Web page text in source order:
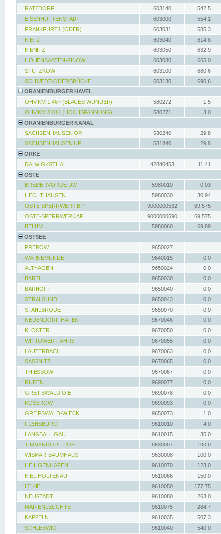
RATZDORF
603140
542.5
EISENHÜTTENSTADT
603000
554.1
FRANKFURT1 (ODER)
603031
585.3
KIETZ
603040
614.8
KIENITZ
603050
632.9
HOHENSAATEN-FINOW
603080
665.0
STÜTZKOW
603100
680.6
SCHWEDT-ODERBRÜCKE
603130
690.6
ORANIENBURGER HAVEL
OHV KM 1.467 (BLAUES WUNDER)
580272
1.5
OHV KM 3.014 (HOCHSPANNUNG)
580271
3.0
ORANIENBURGER KANAL
SACHSENHAUSEN OP
580240
29.8
SACHSENHAUSEN UP
581840
29.8
ORKE
DALWIGKSTHAL
42840453
11.41
OSTE
BREMERVÖRDE UW
5980010
0.03
HECHTHAUSEN
5980030
30.94
OSTE-SPERRWERK BP
9000000532
69.575
OSTE-SPERRWERK AP
9000000590
69.575
BELUM
5980060
69.89
OSTSEE
PREROW
9650027
WARNEMÜNDE
9640015
0.0
ALTHAGEN
9650024
0.0
BARTH
9650030
0.0
BARHÖFT
9650040
0.0
STRALSUND
9650043
0.0
STAHLBRODE
9650070
0.0
NEUENDORF HAFEN
9670046
0.0
KLOSTER
9670050
0.0
WITTOWER FÄHRE
9670055
0.0
LAUTERBACH
9670063
0.0
SASSNITZ
9670065
0.0
THIESSOW
9670067
0.0
RUDEN
9690077
0.0
GREIFSWALD OIE
9690078
0.0
KOSEROW
9690093
0.0
GREIFSWALD-WIECK
9650073
1.0
FLENSBURG
9610010
4.0
LANGBALLIGAU
9610015
35.0
TIMMENDORF POEL
9630007
100.0
WISMAR-BAUMHAUS
9630008
100.0
HEILIGENHAFEN
9610070
123.0
KIEL-HOLTENAU
9610066
150.0
LT KIEL
9610050
177.75
NEUSTADT
9610080
263.0
MARIENLEUCHTE
9610075
284.7
KAPPELN
9610035
507.3
SCHLESWIG
9610040
540.0